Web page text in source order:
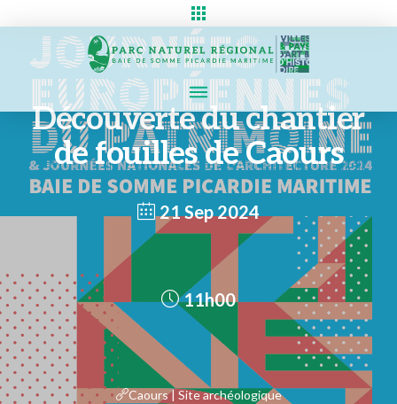
Découverte du chantier
de fouilles de Caours
21 Sep 2024
11h00
Caours | Site archéologique